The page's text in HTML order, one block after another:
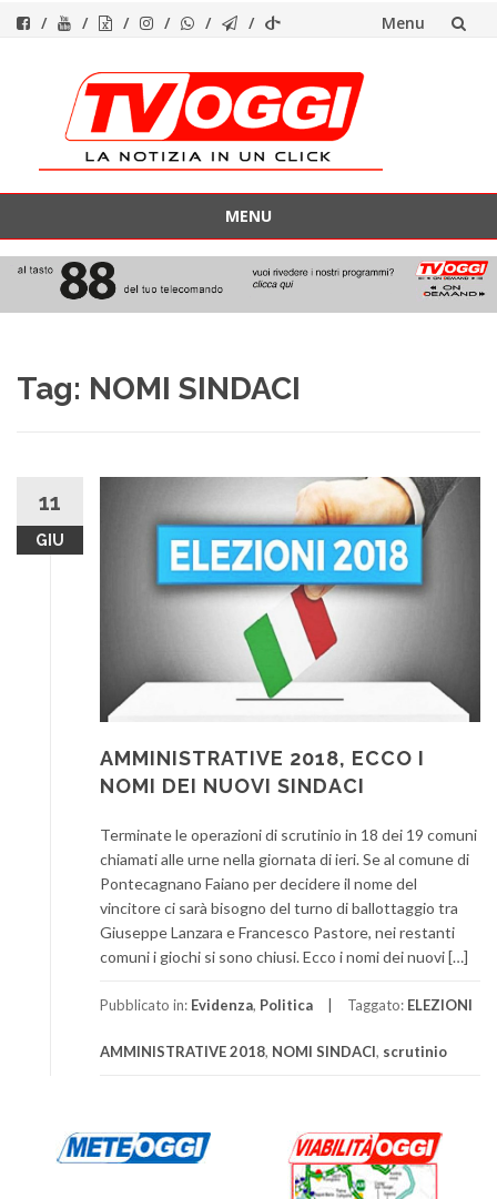
Menu
contenuto
MENU
contenuto
Tag: NOMI SINDACI
11
GIU
AMMINISTRATIVE 2018, ECCO I
NOMI DEI NUOVI SINDACI
Terminate le operazioni di scrutinio in 18 dei 19 comuni
chiamati alle urne nella giornata di ieri. Se al comune di
Pontecagnano Faiano per decidere il nome del
vincitore ci sarà bisogno del turno di ballottaggio tra
Giuseppe Lanzara e Francesco Pastore, nei restanti
comuni i giochi si sono chiusi. Ecco i nomi dei nuovi […]
Pubblicato in: Evidenza, Politica Taggato: ELEZIONI
AMMINISTRATIVE 2018, NOMI SINDACI, scrutinio